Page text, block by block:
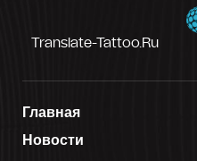
Translate-Tattoo.ru
Главная
Новости